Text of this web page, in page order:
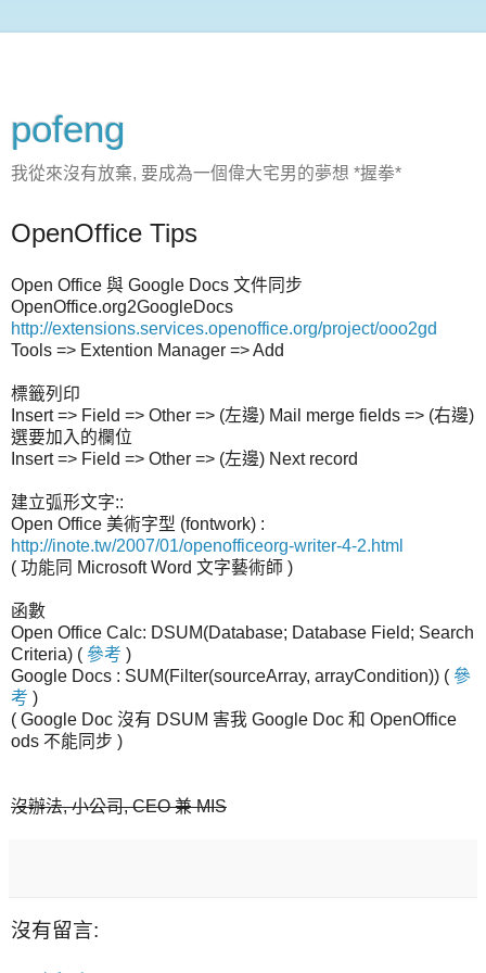
pofeng
我從來沒有放棄, 要成為一個偉大宅男的夢想 *握拳*
OpenOffice Tips
Open Office 與 Google Docs 文件同步
OpenOffice.org2GoogleDocs
http://extensions.services.openoffice.org/project/ooo2gd
Tools => Extention Manager => Add
標籤列印
Insert => Field => Other => (左邊) Mail merge fields => (右邊)
選要加入的欄位
Insert => Field => Other => (左邊) Next record
建立弧形文字::
Open Office 美術字型 (fontwork) :
http://inote.tw/2007/01/openofficeorg-writer-4-2.html
( 功能同 Microsoft Word 文字藝術師 )
函數
Open Office Calc: DSUM(Database; Database Field; Search
Criteria) ( 參考 )
Google Docs : SUM(Filter(sourceArray, arrayCondition)) ( 參
考 )
( Google Doc 沒有 DSUM 害我 Google Doc 和 OpenOffice
ods 不能同步 )
沒辦法, 小公司, CEO 兼 MIS
沒有留言: